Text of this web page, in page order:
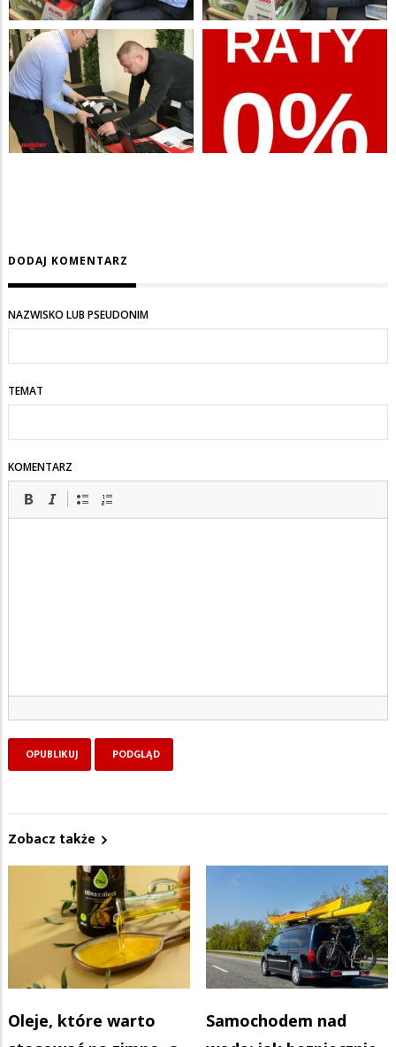
DODAJ KOMENTARZ
NAZWISKO LUB PSEUDONIM
TEMAT
KOMENTARZ
Zobacz także
Oleje, które warto
Samochodem nad